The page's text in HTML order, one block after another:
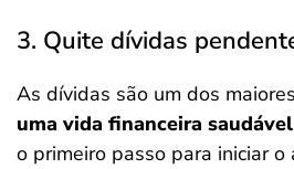
3. Quite dívidas
As dívidas são um dos maiores
uma vida financeira saudável
o primeiro passo para iniciar o